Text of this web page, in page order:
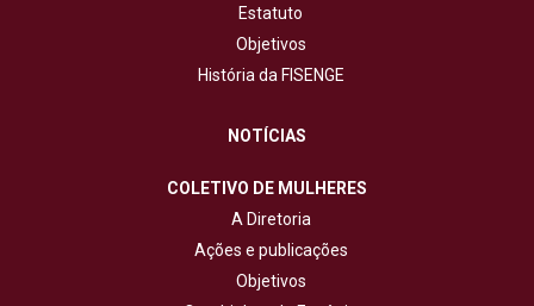
Estatuto
Objetivos
História da FISENGE
NOTÍCIAS
COLETIVO DE MULHERES
A Diretoria
Ações e publicações
Objetivos